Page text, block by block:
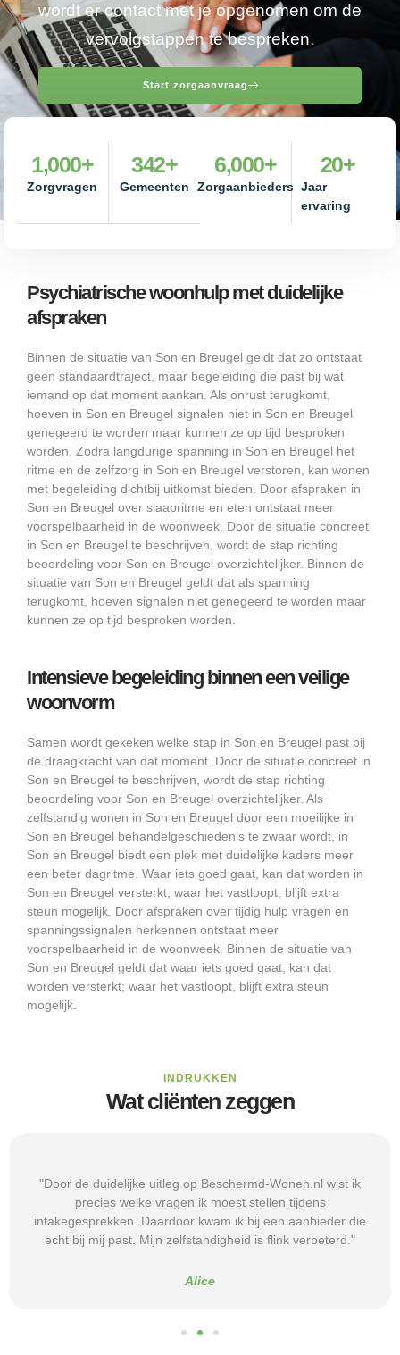
wordt er contact met je opgenomen om de
vervolgstappen te bespreken.
Start zorgaanvraag
Zorgvragen
1,000+
Gemeenten
342+
Zorgaanbieders
6,000+
Jaar
ervaring
20+
Psychiatrische woonhulp met duidelijke
afspraken
Binnen de situatie van Son en Breugel geldt dat zo ontstaat
geen standaardtraject, maar begeleiding die past bij wat
iemand op dat moment aankan. Als onrust terugkomt,
hoeven in Son en Breugel signalen niet in Son en Breugel
genegeerd te worden maar kunnen ze op tijd besproken
worden. Zodra langdurige spanning in Son en Breugel het
ritme en de zelfzorg in Son en Breugel verstoren, kan wonen
met begeleiding dichtbij uitkomst bieden. Door afspraken in
Son en Breugel over slaapritme en eten ontstaat meer
voorspelbaarheid in de woonweek. Door de situatie concreet
in Son en Breugel te beschrijven, wordt de stap richting
beoordeling voor Son en Breugel overzichtelijker. Binnen de
situatie van Son en Breugel geldt dat als spanning
terugkomt, hoeven signalen niet genegeerd te worden maar
kunnen ze op tijd besproken worden.
Intensieve begeleiding binnen een veilige
woonvorm
Samen wordt gekeken welke stap in Son en Breugel past bij
de draagkracht van dat moment. Door de situatie concreet in
Son en Breugel te beschrijven, wordt de stap richting
beoordeling voor Son en Breugel overzichtelijker. Als
zelfstandig wonen in Son en Breugel door een moeilijke in
Son en Breugel behandelgeschiedenis te zwaar wordt, in
Son en Breugel biedt een plek met duidelijke kaders meer
een beter dagritme. Waar iets goed gaat, kan dat worden in
Son en Breugel versterkt; waar het vastloopt, blijft extra
steun mogelijk. Door afspraken over tijdig hulp vragen en
spanningssignalen herkennen ontstaat meer
voorspelbaarheid in de woonweek. Binnen de situatie van
Son en Breugel geldt dat waar iets goed gaat, kan dat
worden versterkt; waar het vastloopt, blijft extra steun
mogelijk.
INDRUKKEN
Wat cliënten zeggen
"Door de duidelijke uitleg op Beschermd-Wonen.nl wist ik
precies welke vragen ik moest stellen tijdens
intakegesprekken. Daardoor kwam ik bij een aanbieder die
echt bij mij past. Mijn zelfstandigheid is flink verbeterd."
Alice